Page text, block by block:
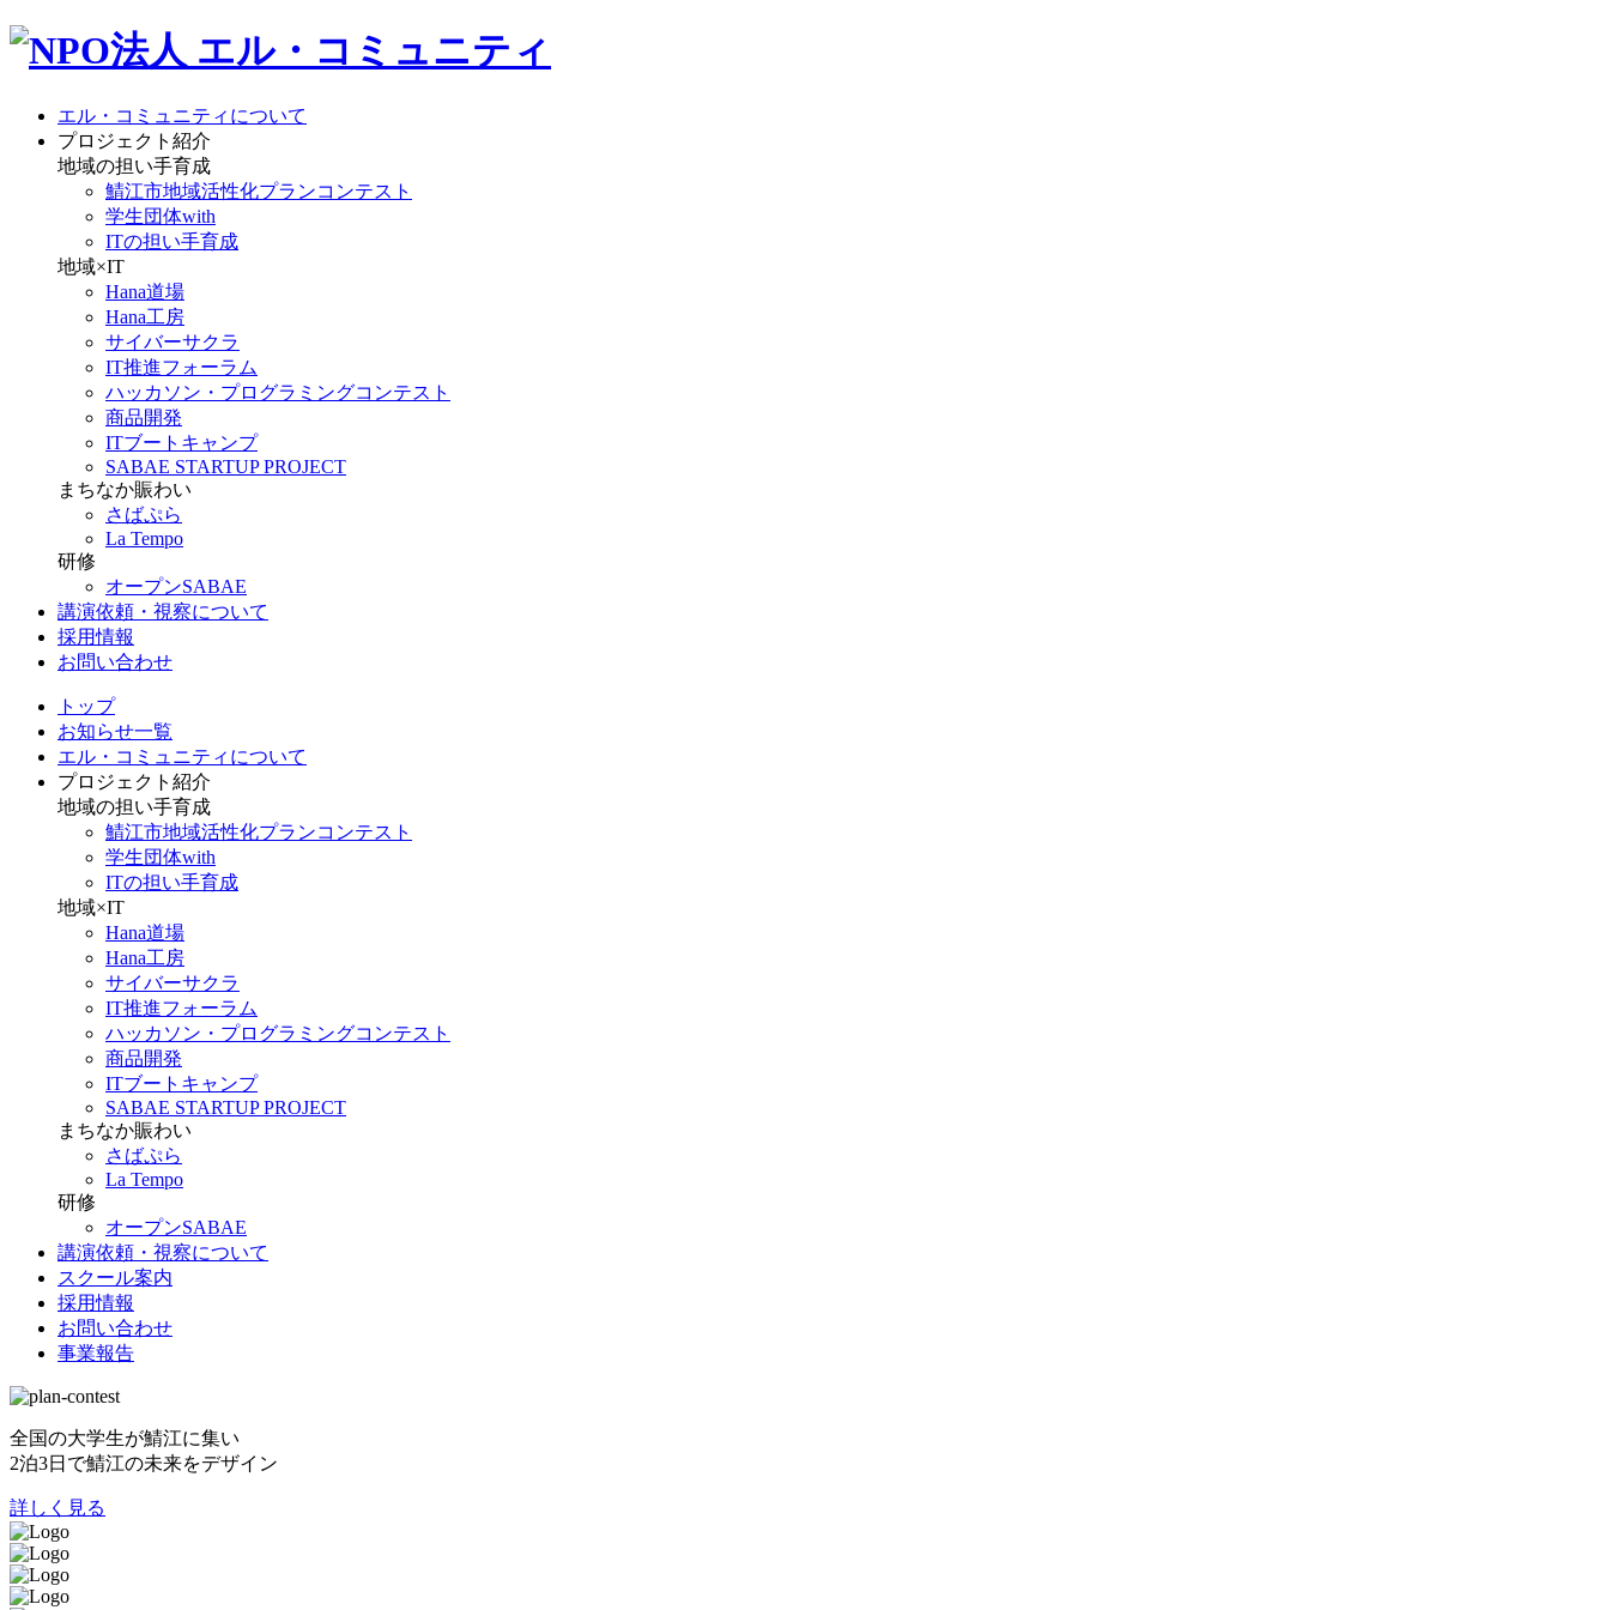
エル・コミュニティについて
プロジェクト紹介
地域の担い手育成
鯖江市地域活性化プランコンテスト
学生団体with
ITの担い手育成
地域×IT
Hana道場
Hana工房
サイバーサクラ
IT推進フォーラム
ハッカソン・プログラミングコンテスト
商品開発
ITブートキャンプ
SABAE STARTUP PROJECT
まちなか賑わい
さばぷら
La Tempo
研修
オープンSABAE
講演依頼・視察について
採用情報
お問い合わせ
トップ
お知らせ一覧
エル・コミュニティについて
プロジェクト紹介
地域の担い手育成
鯖江市地域活性化プランコンテスト
学生団体with
ITの担い手育成
地域×IT
Hana道場
Hana工房
サイバーサクラ
IT推進フォーラム
ハッカソン・プログラミングコンテスト
商品開発
ITブートキャンプ
SABAE STARTUP PROJECT
まちなか賑わい
さばぷら
La Tempo
研修
オープンSABAE
講演依頼・視察について
スクール案内
採用情報
お問い合わせ
事業報告
全国の大学生が鯖江に集い
2泊3日で鯖江の未来をデザイン
詳しく見る